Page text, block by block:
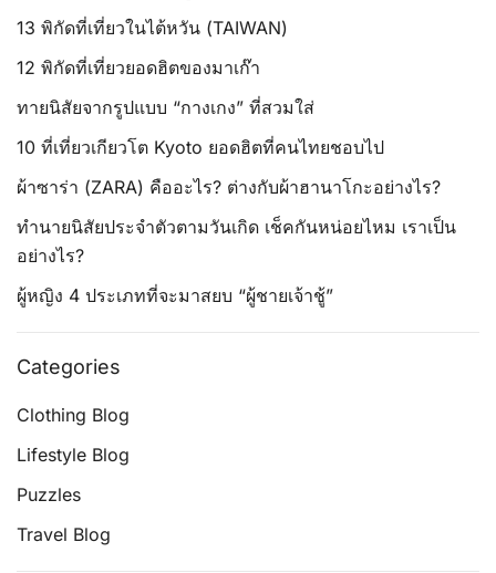
13 พิกัดที่เที่ยวในไต้หวัน (TAIWAN)
12 พิกัดที่เที่ยวยอดฮิตของมาเก๊า
ทายนิสัยจากรูปแบบ “กางเกง” ที่สวมใส่
10 ที่เที่ยวเกียวโต Kyoto ยอดฮิตที่คนไทยชอบไป
ผ้าซาร่า (ZARA) คืออะไร? ต่างกับผ้าฮานาโกะอย่างไร?
ทำนายนิสัยประจำตัวตามวันเกิด เช็คกันหน่อยไหม เราเป็น
อย่างไร?
ผู้หญิง 4 ประเภทที่จะมาสยบ “ผู้ชายเจ้าชู้”
Categories
Clothing Blog
Lifestyle Blog
Puzzles
Travel Blog